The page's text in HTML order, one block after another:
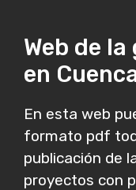
Web de
en
En esta web
formato pdf
publicación de
proyectos con